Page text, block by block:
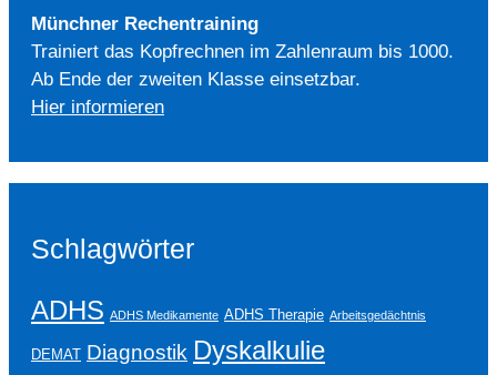
Münchner Rechentraining
Trainiert das Kopfrechnen im Zahlenraum bis 1000.
Ab Ende der zweiten Klasse einsetzbar.
Hier informieren
Schlagwörter
ADHS ADHS Medikamente ADHS Therapie Arbeitsgedächtnis
DEMAT Diagnostik Dyskalkulie